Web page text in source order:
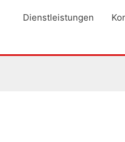
Dienstleistungen